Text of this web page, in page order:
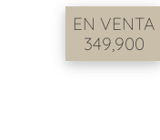
EN VENTA
349,900